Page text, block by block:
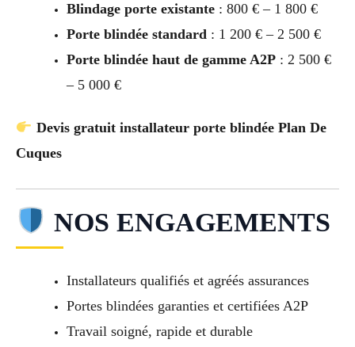
Blindage porte existante: 800 € – 1 800 €
Porte blindée standard: 1 200 € – 2 500 €
Porte blindée haut de gamme A2P: 2 500 €
– 5 000 €
Devis gratuit installateur porte blindée Plan De
Cuques
NOS ENGAGEMENTS
Installateurs qualifiés et agréés assurances
Portes blindées garanties et certifiées A2P
Travail soigné, rapide et durable